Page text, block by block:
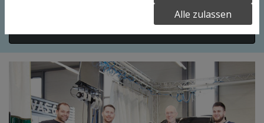
Alle zulassen